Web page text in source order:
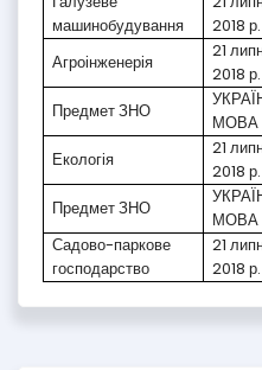
машинобудування
2018 р.
Агроінженерія
21
2018 р.
Предмет ЗНО
МОВА
Екологія
21
2018 р.
Предмет ЗНО
МОВА
Садово-паркове
господарство
21
2018 р.